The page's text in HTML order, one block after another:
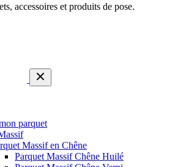
accessoires et produits de pose.
parquet
Massif en Chêne
Parquet Massif Chêne Huilé